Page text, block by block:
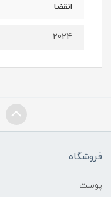
انقضا
2024
فروشگاه
پوست